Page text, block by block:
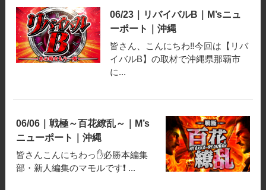
06/23｜リバイバルB｜M’sニュ
ーポート｜沖縄
皆さん、こんにちわ‼️今回は【リバ
イバルB】の取材で沖縄県那覇市
に...
06/06｜戦極～百花繚乱～｜M’s
ニューポート｜沖縄
皆さんこんにちわっ✋必勝本編集
部・新人編集のマモルです❗️ ...